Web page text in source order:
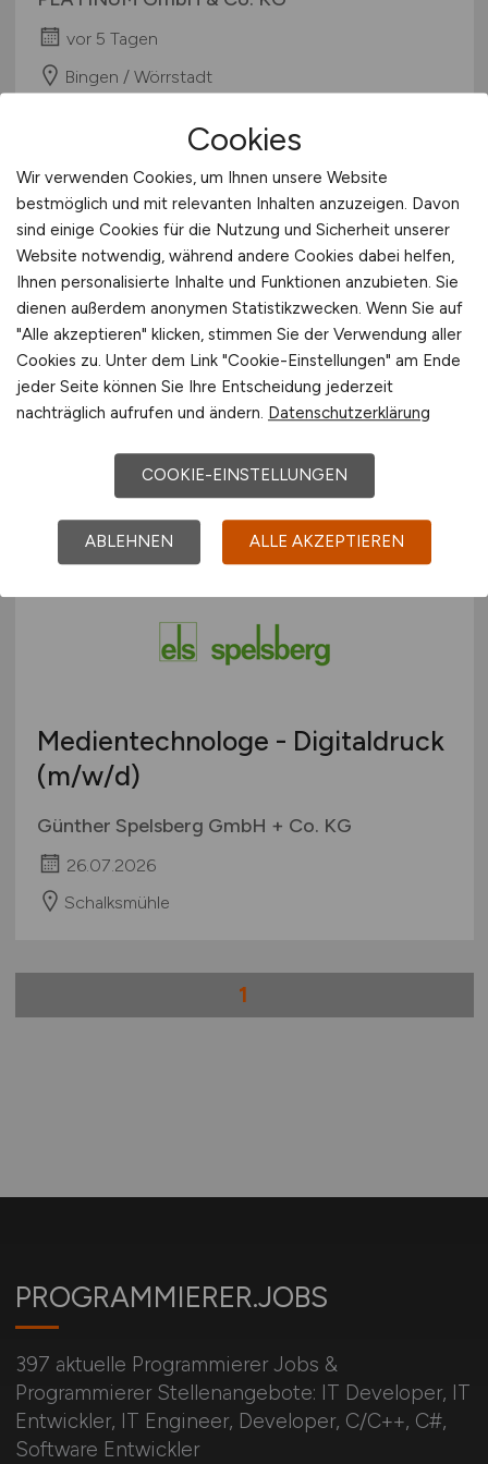
vor 5 Tagen
Bingen / Wörrstadt
Mediengestalter & IT-Support
(m/w/d)
IPC Krause GmbH & Co. KG
28.07.2026
Medientechnologe - Digitaldruck
(m/w/d)
Günther Spelsberg GmbH + Co. KG
26.07.2026
Schalksmühle
1
PROGRAMMIERER.JOBS
397 aktuelle Programmierer Jobs &
Programmierer Stellenangebote: IT Developer, IT
Entwickler, IT Engineer, Developer, C/C++, C#,
Software Entwickler
Cookies
Wir verwenden Cookies, um Ihnen unsere Website
bestmöglich und mit relevanten Inhalten anzuzeigen. Davon
sind einige Cookies für die Nutzung und Sicherheit unserer
Website notwendig, während andere Cookies dabei helfen,
Ihnen personalisierte Inhalte und Funktionen anzubieten. Sie
dienen außerdem anonymen Statistikzwecken. Wenn Sie auf
"Alle akzeptieren" klicken, stimmen Sie der Verwendung aller
Cookies zu. Unter dem Link "Cookie-Einstellungen" am Ende
jeder Seite können Sie Ihre Entscheidung jederzeit
nachträglich aufrufen und ändern. Datenschutzerklärung
COOKIE-EINSTELLUNGEN
ABLEHNEN ALLE AKZEPTIEREN